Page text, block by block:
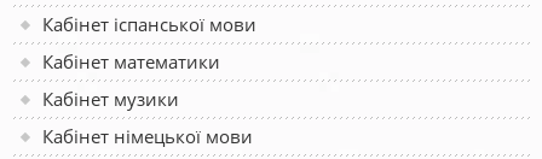
Кабінет іспанської мови
Кабінет математики
Кабінет музики
Кабінет німецької мови